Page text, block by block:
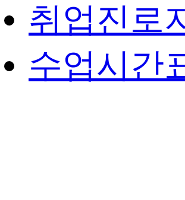
취업진로
수업시간